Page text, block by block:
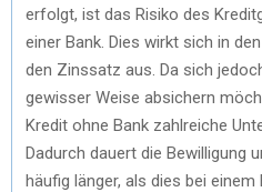
erfolgt, ist das Risiko des
einer Bank. Dies wirkt sich in
den Zinssatz aus. Da sich
gewisser Weise absichern
Kredit ohne Bank zahlreiche
Dadurch dauert die Bewilligung
häufig länger, als dies bei einem